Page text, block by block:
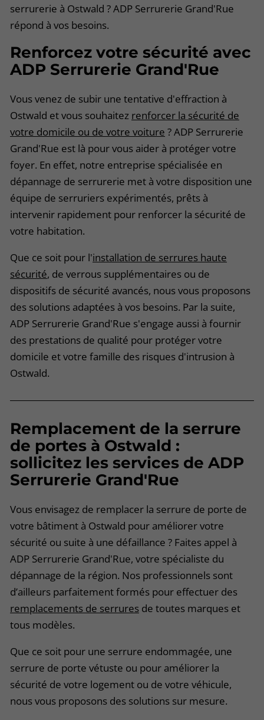
serrurerie à Ostwald ? ADP Serrurerie Grand'Rue
répond à vos besoins.
Renforcez votre sécurité avec
ADP Serrurerie Grand'Rue
Vous venez de subir une tentative d'effraction à
Ostwald et vous souhaitez renforcer la sécurité de
votre domicile ou de votre voiture ? ADP Serrurerie
Grand'Rue est là pour vous aider à protéger votre
foyer. En effet, notre entreprise spécialisée en
dépannage de serrurerie met à votre disposition une
équipe de serruriers expérimentés, prêts à
intervenir rapidement pour renforcer la sécurité de
votre habitation.
Que ce soit pour l'installation de serrures haute
sécurité, de verrous supplémentaires ou de
dispositifs de sécurité avancés, nous vous proposons
des solutions adaptées à vos besoins. Par la suite,
ADP Serrurerie Grand'Rue s'engage aussi à fournir
des prestations de qualité pour protéger votre
domicile et votre famille des risques d'intrusion à
Ostwald.
Remplacement de la serrure
de portes à Ostwald :
sollicitez les services de ADP
Serrurerie Grand'Rue
Vous envisagez de remplacer la serrure de porte de
votre bâtiment à Ostwald pour améliorer votre
sécurité ou suite à une défaillance ? Faites appel à
ADP Serrurerie Grand'Rue, votre spécialiste du
dépannage de la région. Nos professionnels sont
d’ailleurs parfaitement formés pour effectuer des
remplacements de serrures de toutes marques et
tous modèles.
Que ce soit pour une serrure endommagée, une
serrure de porte vétuste ou pour améliorer la
sécurité de votre logement ou de votre véhicule,
nous vous proposons des solutions sur mesure.